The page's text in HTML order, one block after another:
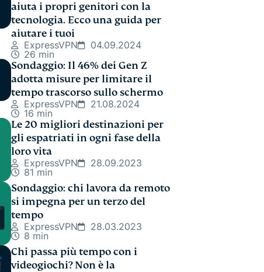
aiuta i propri genitori con la
tecnologia. Ecco una guida per
aiutare i tuoi
ExpressVPN
04.09.2024
26 min
Sondaggio: Il 46% dei Gen Z
adotta misure per limitare il
tempo trascorso sullo schermo
ExpressVPN
21.08.2024
16 min
Le 20 migliori destinazioni per
gli espatriati in ogni fase della
loro vita
ExpressVPN
28.09.2023
81 min
Sondaggio: chi lavora da remoto
si impegna per un terzo del
tempo
ExpressVPN
28.03.2023
8 min
Chi passa più tempo con i
videogiochi? Non è la